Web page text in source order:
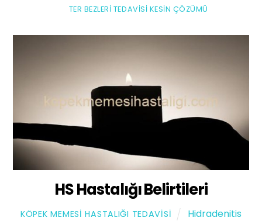
TER BEZLERI TEDAVISI KESIN ÇÖZÜMÜ
HS Hastalığı Belirtileri
KÖPEK MEMESI HASTALIĞI TEDAVISI
Hidradenitis